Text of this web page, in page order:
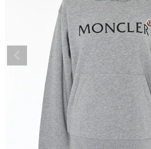
RE STOCK
COMING SOON